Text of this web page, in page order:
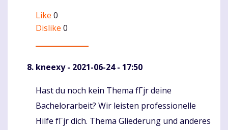
Like 0
Dislike 0
kneexy- 2021-06-24 - 17:50
Komentaras
Hast du noch kein Thema fГјr deine
Bachelorarbeit? Wir leisten professionelle
Hilfe fГјr dich. Thema Gliederung und anderes